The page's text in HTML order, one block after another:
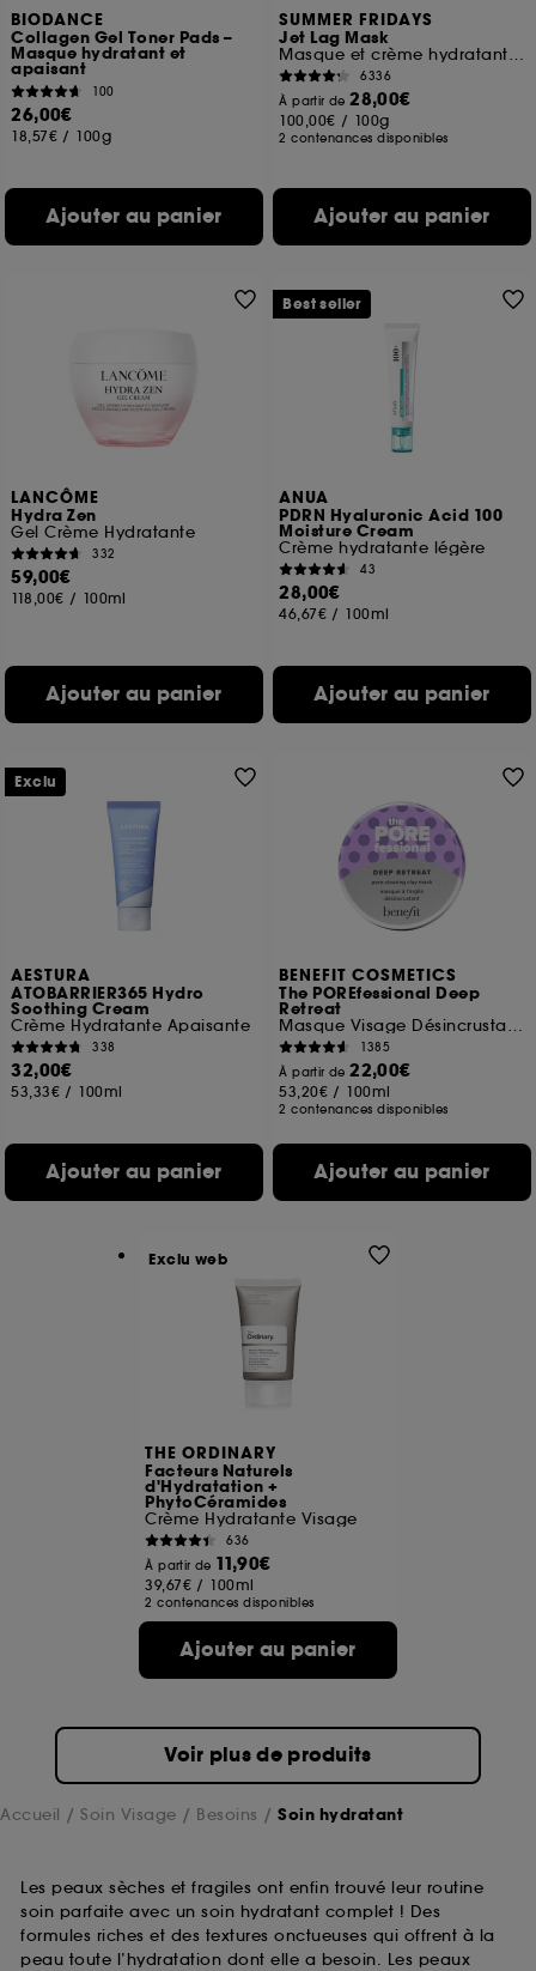
BIODANCE
Collagen Gel Toner Pads –
Masque hydratant et
apaisant
100
26,00€
18,57€ / 100g
Ajouter au panier
SUMMER FRIDAYS
Jet Lag Mask
Masque et crème hydratant visage
6336
À partir de28,00€
100,00€ / 100g
2 contenances disponibles
Ajouter au panier
LANCÔME
Hydra Zen
Gel Crème Hydratante
332
59,00€
118,00€ / 100ml
Ajouter au panier
ANUA
PDRN Hyaluronic Acid 100
Moisture Cream
Crème hydratante légère
43
28,00€
46,67€ / 100ml
Ajouter au panier
Best seller
AESTURA
ATOBARRIER365 Hydro
Soothing Cream
Crème Hydratante Apaisante
338
32,00€
53,33€ / 100ml
Ajouter au panier
Exclu
BENEFIT COSMETICS
The POREfessional Deep
Retreat
Masque Visage Désincrustant à l'Argile
1385
À partir de22,00€
53,20€ / 100ml
2 contenances disponibles
Ajouter au panier
THE ORDINARY
Facteurs Naturels
d'Hydratation +
PhytoCéramides
Crème Hydratante Visage
636
À partir de 11,90€
39,67€ / 100ml
2 contenances disponibles
Ajouter au panier
Exclu web
Voir plus de produits
Accueil Soin Visage Besoins Soin hydratant
Les peaux sèches et fragiles ont enfin trouvé leur routine
soin parfaite avec un soin hydratant complet ! Des
formules riches et des textures onctueuses qui offrent à la
peau toute l’hydratation dont elle a besoin. Les peaux
A l'exception des cookies techniques, le dépôt et la
lecture de ces traceurs requiert votre accord. Vous
pouvez personnaliser vos choix concernant le dépôt
de ces cookies grâce au bouton "personnaliser mes
choix" ci-dessous ou décider de "tout accepter".
Sephora pourra associer les informations de
collectées ou générées lors de votre activité en ligne
ou en magasin. Pour refuser tous les cookies, cliques
sur "continuer sans accepter". Voous pouvez à tout
souhaitez obtenir plus d'information sur les cookies